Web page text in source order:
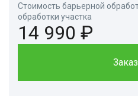
Стоимость барьерной
обработки участка
14 990 ₽